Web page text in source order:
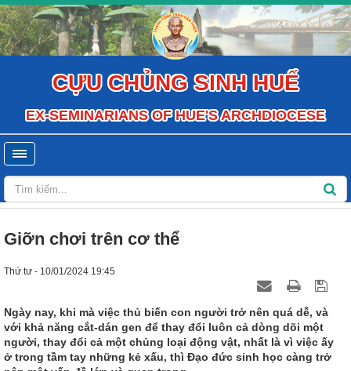
CỰU CHỦNG SINH HUẾ
EX-SEMINARIANS OF HUE'S ARCHDIOCESE
Giỡn chơi trên cơ thể
Thứ tư - 10/01/2024 19:45
Ngày nay, khi mà việc thủ biến con người trở nên quá dễ, và
với khả năng cắt-dán gen để thay đổi luôn cả dòng dõi một
người, thay đổi cả một chủng loại động vật, nhất là vì việc ấy
ở trong tầm tay những kẻ xấu, thì Đạo đức sinh học càng trở